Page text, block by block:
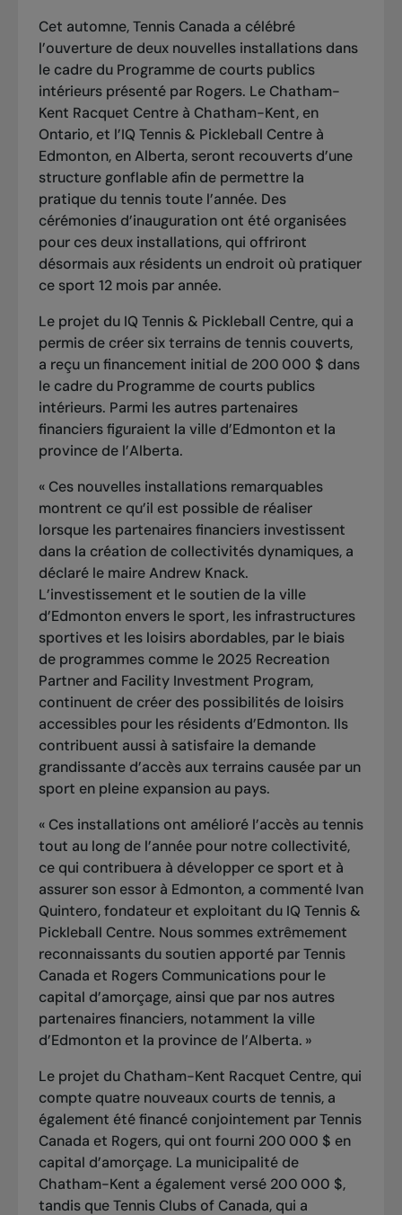
Cet automne, Tennis Canada a célébré
l’ouverture de deux nouvelles installations dans
le cadre du Programme de courts publics
intérieurs présenté par Rogers. Le Chatham-
Kent Racquet Centre à Chatham-Kent, en
Ontario, et l’IQ Tennis & Pickleball Centre à
Edmonton, en Alberta, seront recouverts d’une
structure gonflable afin de permettre la
pratique du tennis toute l’année. Des
cérémonies d’inauguration ont été organisées
pour ces deux installations, qui offriront
désormais aux résidents un endroit où pratiquer
ce sport 12 mois par année.
Le projet du IQ Tennis & Pickleball Centre, qui a
permis de créer six terrains de tennis couverts,
a reçu un financement initial de 200 000 $ dans
le cadre du Programme de courts publics
intérieurs. Parmi les autres partenaires
financiers figuraient la ville d’Edmonton et la
province de l’Alberta.
« Ces nouvelles installations remarquables
montrent ce qu’il est possible de réaliser
lorsque les partenaires financiers investissent
dans la création de collectivités dynamiques, a
déclaré le maire Andrew Knack.
L’investissement et le soutien de la ville
d’Edmonton envers le sport, les infrastructures
sportives et les loisirs abordables, par le biais
de programmes comme le 2025 Recreation
Partner and Facility Investment Program,
continuent de créer des possibilités de loisirs
accessibles pour les résidents d’Edmonton. Ils
contribuent aussi à satisfaire la demande
grandissante d’accès aux terrains causée par un
sport en pleine expansion au pays.
« Ces installations ont amélioré l’accès au tennis
tout au long de l’année pour notre collectivité,
ce qui contribuera à développer ce sport et à
assurer son essor à Edmonton, a commenté Ivan
Quintero, fondateur et exploitant du IQ Tennis &
Pickleball Centre. Nous sommes extrêmement
reconnaissants du soutien apporté par Tennis
Canada et Rogers Communications pour le
capital d’amorçage, ainsi que par nos autres
partenaires financiers, notamment la ville
d’Edmonton et la province de l’Alberta. »
Le projet du Chatham-Kent Racquet Centre, qui
compte quatre nouveaux courts de tennis, a
également été financé conjointement par Tennis
Canada et Rogers, qui ont fourni 200 000 $ en
capital d’amorçage. La municipalité de
Chatham-Kent a également versé 200 000 $,
tandis que Tennis Clubs of Canada, qui a